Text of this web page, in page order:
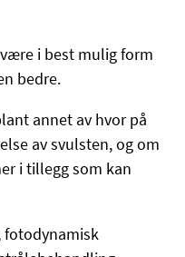
i best mulig form
bedre.
annet av hvor på
av svulsten, og om
i tillegg som kan
fotodynamisk